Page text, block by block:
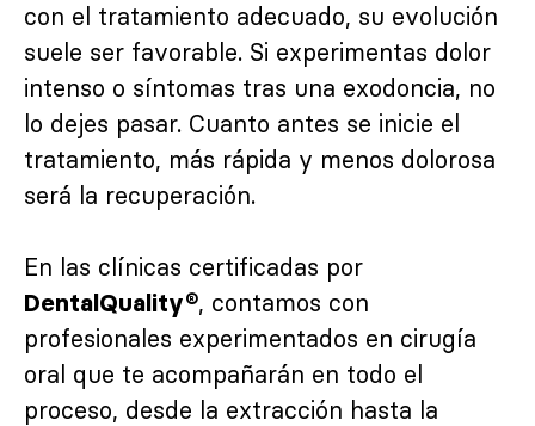
con el tratamiento adecuado, su evolución
suele ser favorable. Si experimentas dolor
intenso o síntomas tras una exodoncia, no
lo dejes pasar. Cuanto antes se inicie el
tratamiento, más rápida y menos dolorosa
será la recuperación.
En las clínicas certificadas por
DentalQuality®, contamos con
profesionales experimentados en cirugía
oral que te acompañarán en todo el
proceso, desde la extracción hasta la